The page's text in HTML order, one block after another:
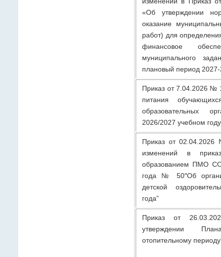
«Об утверждении
оказание
работ) для
финансовое
муниципального
плановый период 2027-
Приказ от 7.04.2026 №
питания
образовательных
2026/2027 учебном
Приказ от
изменений в
образованием ПМО
года № 50″Об
детской
года”
Приказ от
утверждении
отопительному